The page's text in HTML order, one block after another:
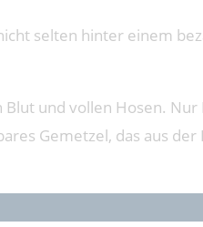
selten hinter einem
und vollen Hosen. Nur
Gemetzel, das aus